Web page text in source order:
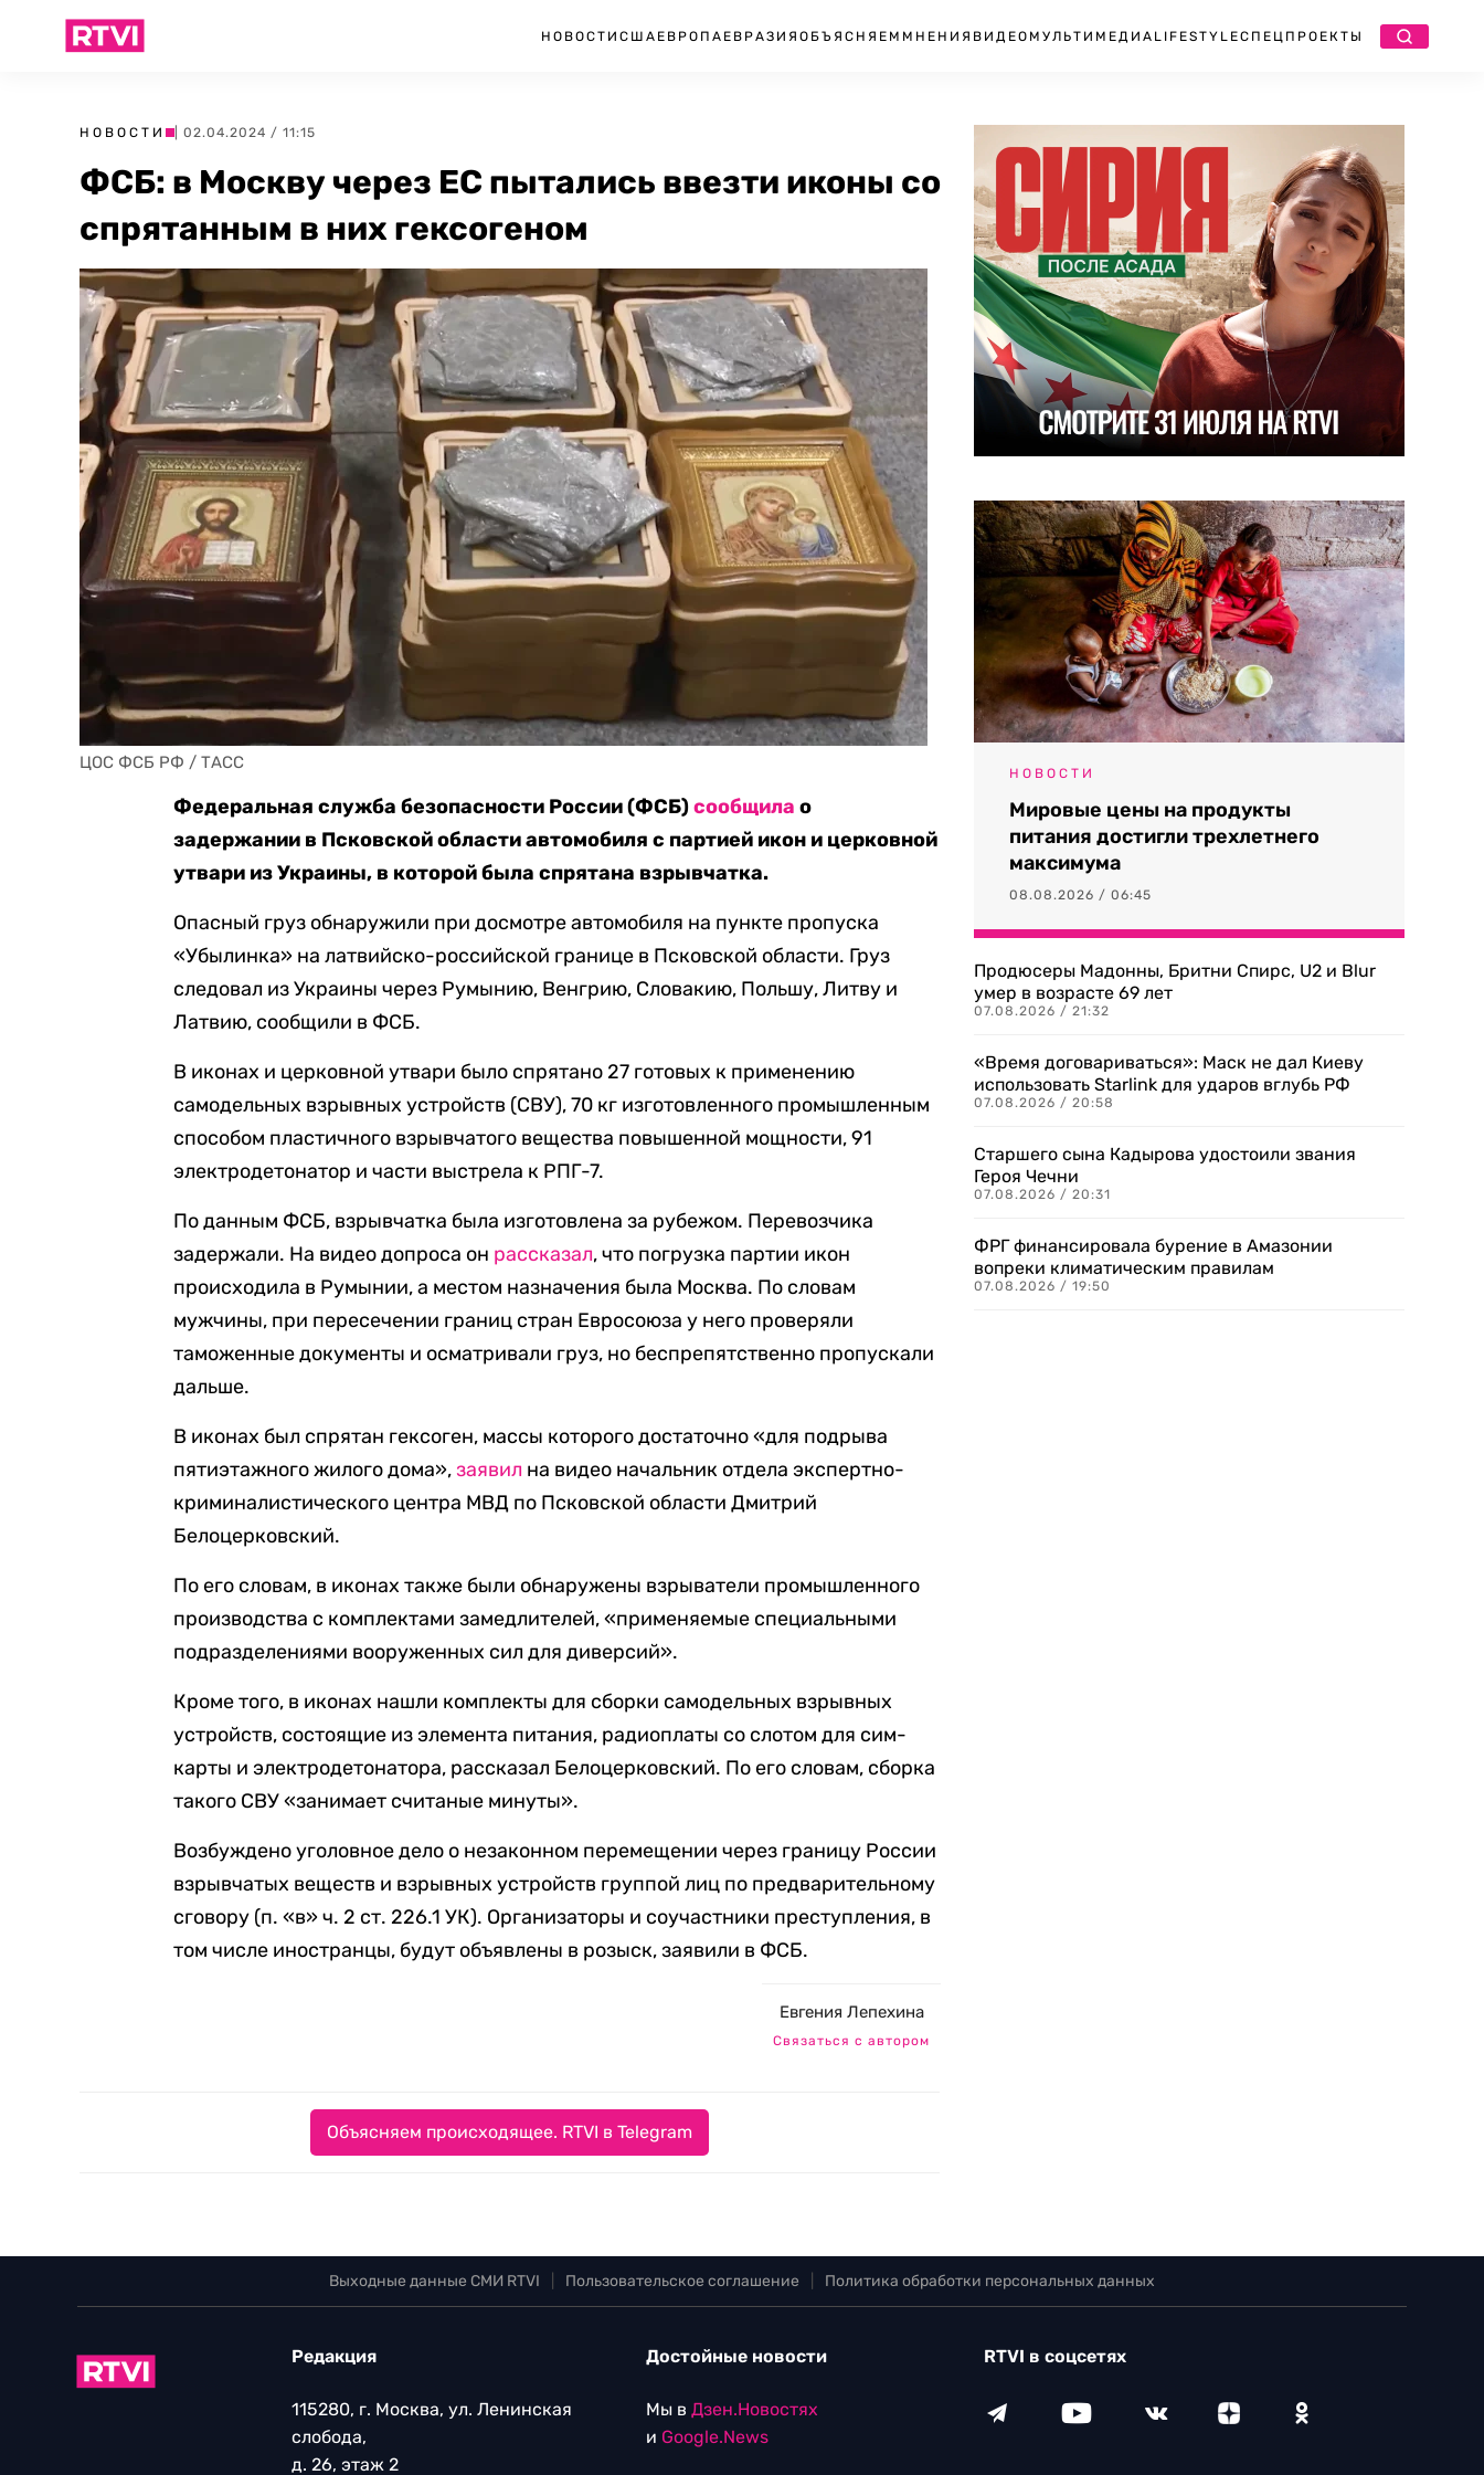
НОВОСТИ США ЕВРОПА ЕВРАЗИЯ ОБЪЯСНЯЕМ МНЕНИЯ ВИДЕО МУЛЬТИМЕДИА LIFESTYLEСПЕЦПРОЕКТЫ
НОВОСТИ | 02.04.2024 / 11:15
ФСБ: в Москву через ЕС пытались ввезти иконы со
спрятанным в них гексогеном
ЦОС ФСБ РФ / ТАСС
Федеральная служба безопасности России (ФСБ)сообщила о
задержании в Псковской области автомобиля с партией икон и церковной
утвари из Украины, в которой была спрятана взрывчатка.
Опасный груз обнаружили при досмотре автомобиля на пункте пропуска
«Убылинка» на латвийско-российской границе в Псковской области. Груз
следовал из Украины через Румынию, Венгрию, Словакию, Польшу, Литву и
Латвию, сообщили в ФСБ.
В иконах и церковной утвари было спрятано 27 готовых к применению
самодельных взрывных устройств (СВУ), 70 кг изготовленного промышленным
способом пластичного взрывчатого вещества повышенной мощности, 91
электродетонатор и части выстрела к РПГ-7.
По данным ФСБ, взрывчатка была изготовлена за рубежом. Перевозчика
задержали. На видео допроса он рассказал, что погрузка партии икон
происходила в Румынии, а местом назначения была Москва. По словам
мужчины, при пересечении границ стран Евросоюза у него проверяли
таможенные документы и осматривали груз, но беспрепятственно пропускали
дальше.
В иконах был спрятан гексоген, массы которого достаточно «для подрыва
пятиэтажного жилого дома»,заявил на видео начальник отдела экспертно-
криминалистического центра МВД по Псковской области Дмитрий
Белоцерковский.
По его словам, в иконах также были обнаружены взрыватели промышленного
производства с комплектами замедлителей, «применяемые специальными
подразделениями вооруженных сил для диверсий».
Кроме того, в иконах нашли комплекты для сборки самодельных взрывных
устройств, состоящие из элемента питания, радиоплаты со слотом для сим-
карты и электродетонатора, рассказал Белоцерковский. По его словам, сборка
такого СВУ «занимает считаные минуты».
Возбуждено уголовное дело о незаконном перемещении через границу России
взрывчатых веществ и взрывных устройств группой лиц по предварительному
сговору (п. «в» ч. 2 ст. 226.1 УК). Организаторы и соучастники преступления, в
том числе иностранцы, будут объявлены в розыск, заявили в ФСБ.
Евгения Лепехина
Связаться с автором
Объясняем происходящее. RTVI в Telegram
НОВОСТИ
Мировые цены на продукты
питания достигли трехлетнего
максимума
08.08.2026 / 06:45
Продюсеры Мадонны, Бритни Спирс, U2 и Blur
умер в возрасте 69 лет
07.08.2026 / 21:32
«Время договариваться»: Маск не дал Киеву
использовать Starlink для ударов вглубь РФ
07.08.2026 / 20:58
Старшего сына Кадырова удостоили звания
Героя Чечни
07.08.2026 / 20:31
ФРГ финансировала бурение в Амазонии
вопреки климатическим правилам
07.08.2026 / 19:50
Выходные данные СМИ RTVI Пользовательское соглашение Политика обработки персональных данных
Редакция
115280, г. Москва, ул. Ленинская
слобода,
д. 26, этаж 2
Достойные новости
Мы в Дзен.Новостях
и Google.News
RTVI в соцсетях